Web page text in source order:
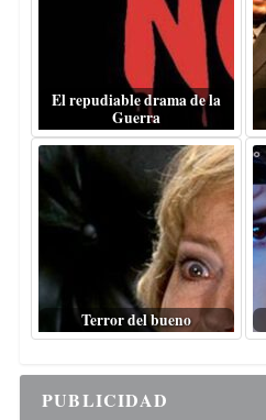
El repudiable drama de la
Guerra
Terror del bueno
PUBLICIDAD